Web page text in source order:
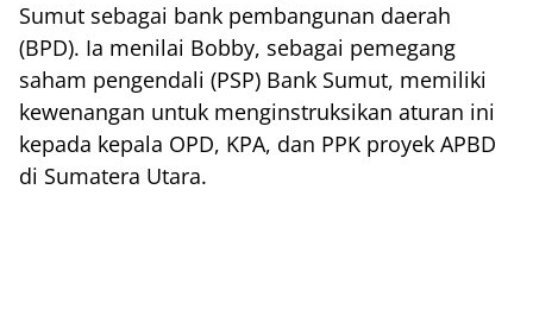
Sumut sebagai bank pembangunan daerah
(BPD). Ia menilai Bobby, sebagai pemegang
saham pengendali (PSP) Bank Sumut, memiliki
kewenangan untuk menginstruksikan aturan ini
kepada kepala OPD, KPA, dan PPK proyek APBD
di Sumatera Utara.